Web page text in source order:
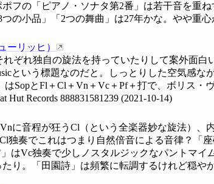
フの「ピアノ・ソナタ第2番」は若干音を重ね
の小品」「2つの舞曲」は27年かな。やや重
ーリッヒ ）
ぞれ独自の旋法を持っていたりして案外面白
という標題なのだと。しっとりした空気感な
SopとFl＋Cl＋Vn＋Vc＋Pf＋打で、ボリス・
Hut Records 888831581239 (2021-10-14)
に音程が狂うCl（という全楽器妙な旋法）、
独奏でこれはつまり自然倍音による音律？「
はVc独奏で少しノスタルジックなパントマイ
り。「田園詩」は頻繁に転調するけれど穏やか